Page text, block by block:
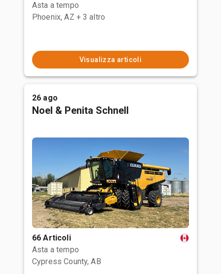
Asta a tempo
Phoenix, AZ + 3 altro
Visualizza articoli
26 ago
Noel & Penita Schnell
66 Articoli
Asta a tempo
Cypress County, AB